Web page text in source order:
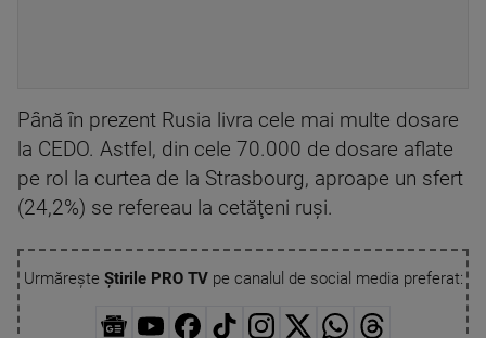
Până în prezent Rusia livra cele mai multe dosare
la CEDO. Astfel, din cele 70.000 de dosare aflate
pe rol la curtea de la Strasbourg, aproape un sfert
(24,2%) se refereau la cetăţeni ruşi.
Urmărește Știrile PRO TVpe canalul de social media preferat: